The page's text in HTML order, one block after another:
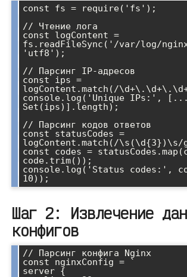
const fs = require('fs');
// Чтение лога
const logContent =
fs.readFileSync('/var/log/
'utf8');
// Парсинг IP-адресов
const ips =
logContent.match(/
console.log('Unique IPs:',
Set(ips)].length);
// Парсинг кодов ответов
const statusCodes =
logContent.match(/\s(\d{3})\s/
const codes =
code.trim());
console.log('Status codes:',
10));
Шаг 2: Извлечение
конфигов
// Парсинг конфига Nginx
const nginxConfig = `
server {